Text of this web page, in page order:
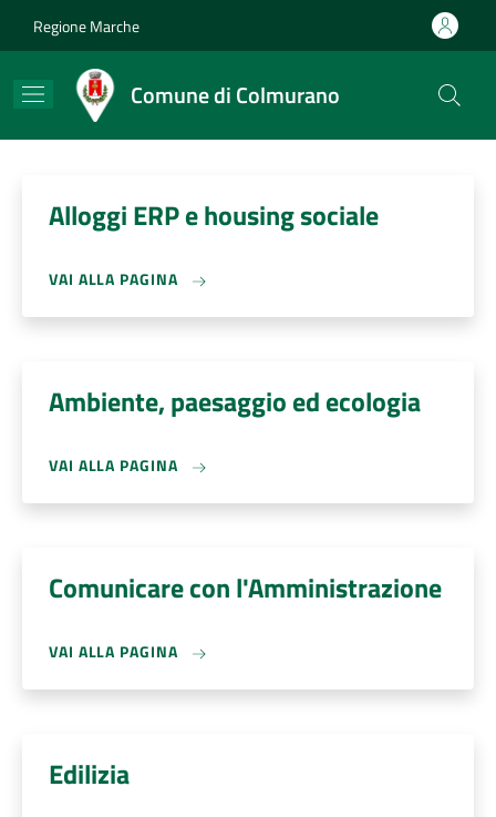
Regione Marche
Comune di Colmurano
Alloggi ERP e housing sociale
VAI ALLA PAGINA
Ambiente, paesaggio ed ecologia
VAI ALLA PAGINA
Comunicare con l'Amministrazione
VAI ALLA PAGINA
Edilizia